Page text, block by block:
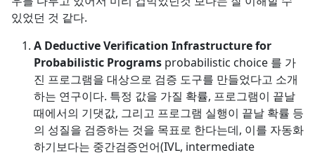
있었던 것 같다.
A Deductive Verification Infrastructure for
Probabilistic Programs probabilistic choice 를 가
진 프로그램을 대상으로 검증 도구를 만들었다고 소개
하는 연구이다. 특정 값을 가질 확률, 프로그램이 끝날
때에서의 기댓값, 그리고 프로그램 실행이 끝날 확률 등
의 성질을 검증하는 것을 목표로 한다는데, 이를 자동화
하기보다는 중간검증언어(IVL, intermediate